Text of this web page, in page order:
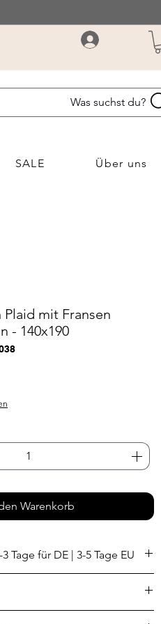
Was suchst du?
SALE Über uns
mit Fransen
- 140x190
Warenkorb
Tage für DE | 3-5 Tage EU